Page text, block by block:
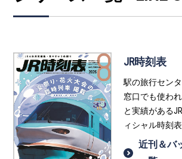
JR時刻表
駅の旅行セン
窓口でも使わ
と実績がある
ィシャル時刻表
近刊＆バ